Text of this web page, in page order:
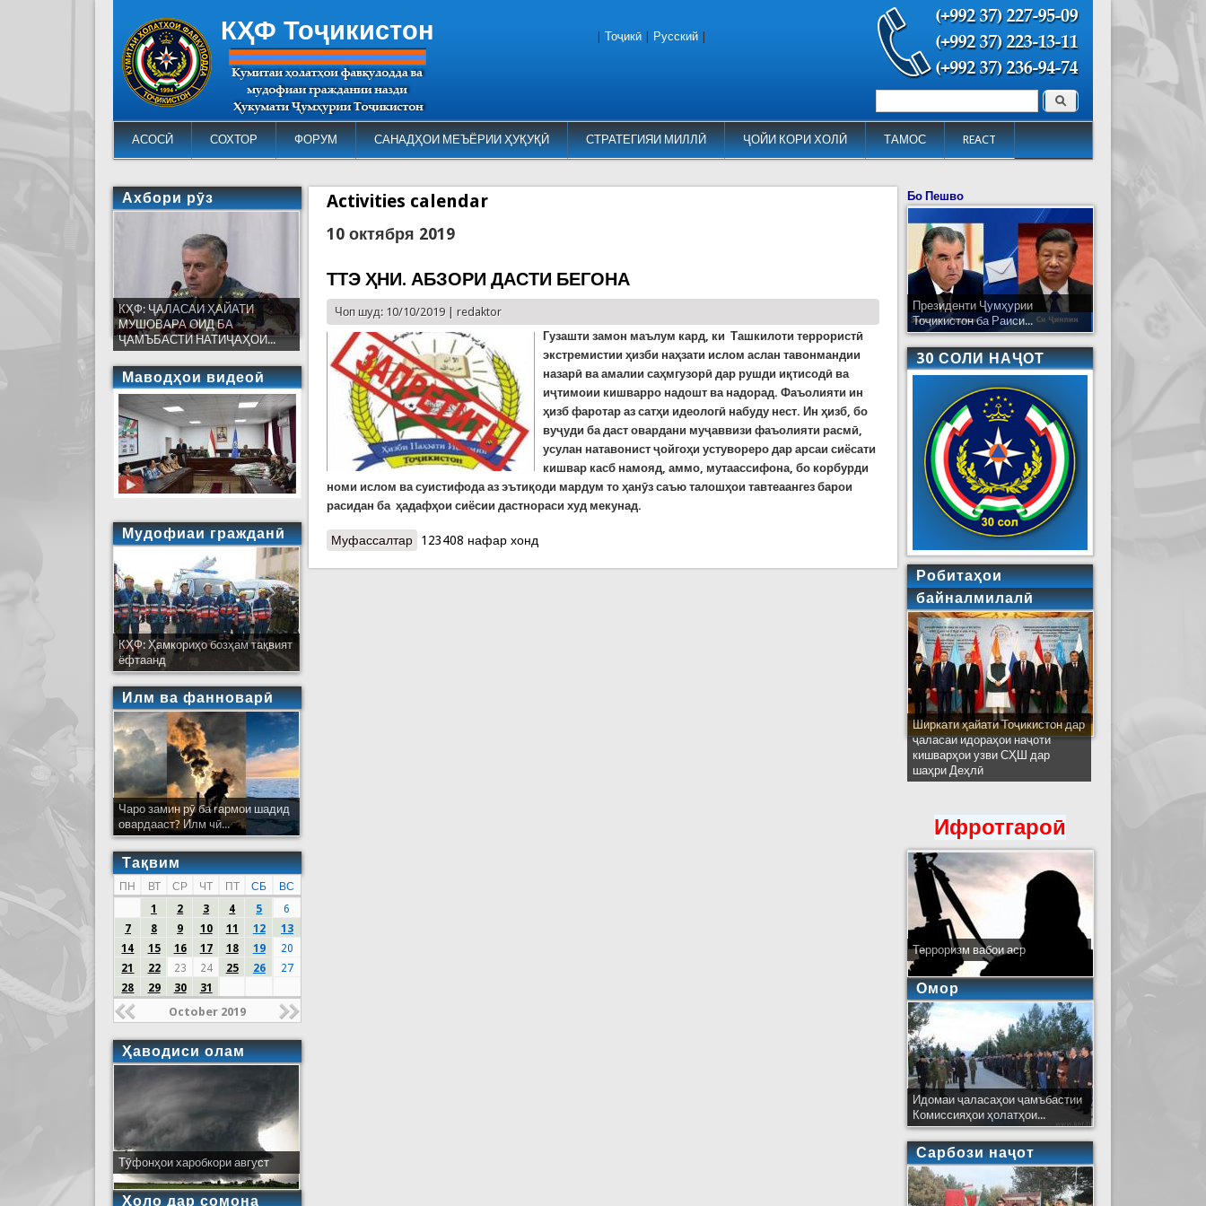
КҲФ Тоҷикистон
АСОСӢ СОХТОР ФОРУМ САНАДҲОИ МЕЪЁРИИ ҲУҚУҚӢ СТРАТЕГИЯИ МИЛЛӢ ҶОЙИ КОРИ ХОЛӢ ТАМОС REACT
Форма поиска Поиск
Тоҷикӣ Русский
Activities calendar
10 октября 2019
ТТЭ ҲНИ. АБЗОРИ ДАСТИ БЕГОНА
Чоп шуд: 10/10/2019 |redaktor
Гузашти замон маълум кард, ки Ташкилоти террористӣ
экстремистии ҳизби наҳзати ислом аслан тавонмандии
назарӣ ва амалии саҳмгузорӣ дар рушди иқтисодӣ ва
иҷтимоии кишварро надошт ва надорад. Фаъолияти ин
ҳизб фаротар аз сатҳи идеологӣ набуду нест. Ин ҳизб, бо
вуҷуди ба даст овардани муҷаввизи фаъолияти расмӣ,
усулан натавонист ҷойгоҳи устувореро дар арсаи сиёсати
кишвар касб намояд, аммо, мутаассифона, бо корбурди
номи ислом ва суистифода аз эътиқоди мардум то ҳанӯз саъю талошҳои тавтеаангез барои
расидан ба ҳадафҳои сиёсии дастнораси худ мекунад.
Муфассалтар о ТТЭ ҲНИ. АБЗОРИ ДАСТИ БЕГОНА
123408 нафар хонд
Ахбори рӯз
КҲФ: ҶАЛАСАИ ҲАЙАТИ
МУШОВАРА ОИД БА
ҶАМЪБАСТИ НАТИҶАҲОИ...
Маводҳои видеоӣ
Мудофиаи гражданӣ
КҲФ: Ҳамкориҳо бозҳам тақвият
ёфтаанд
Илм ва фанноварӣ
Чаро замин рӯ ба гармои шадид
овардааст? Илм чӣ...
Тақвим
ПН ВТ СР ЧТ ПТ СБ
ВС
1
2 3 4 5
6
7
8 9 10 11 12
13
14
15 16 17 18 19
20
21
22 23 24 25 26
27
28
29 30 31
October 2019
Ҳаводиси олам
Тӯфонҳои харобкори август
Ҳоло дар сомона
Бо Пешво
Президенти Ҷумҳурии
Тоҷикистон ба Раиси...
30 СОЛИ НАҶОТ
Робитаҳои
байналмилалӣ
Ширкати ҳайати Тоҷикистон дар
ҷаласаи идораҳои наҷоти
кишварҳои узви СҲШ дар
шаҳри Деҳлӣ
Ифротгароӣ
Терроризм вабои аср
Омор
Идомаи ҷаласаҳои ҷамъбастии
Комиссияҳои ҳолатҳои...
Сарбози наҷот